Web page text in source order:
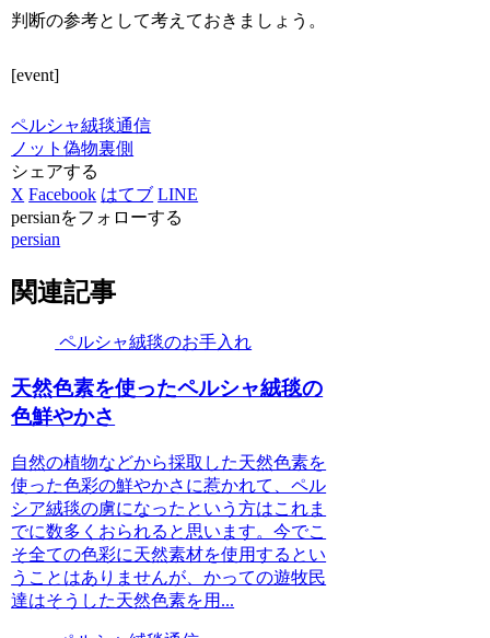
判断の参考として考えておきましょう。
[event]
ペルシャ絨毯通信
ノット偽物裏側
シェアする
X Facebook はてブ LINE
persianをフォローする
persian
関連記事
ペルシャ絨毯のお手入れ
天然色素を使ったペルシャ絨毯の
色鮮やかさ
自然の植物などから採取した天然色素を
使った色彩の鮮やかさに惹かれて、ペル
シア絨毯の虜になったという方はこれま
でに数多くおられると思います。今でこ
そ全ての色彩に天然素材を使用するとい
うことはありませんが、かっての遊牧民
達はそうした天然色素を用...